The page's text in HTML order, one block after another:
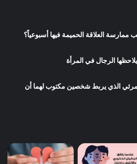
ممارسة العلاقة الحميمة فيها أسبوعياً؟
الذي يربط شخصين مكتوب لهما أن